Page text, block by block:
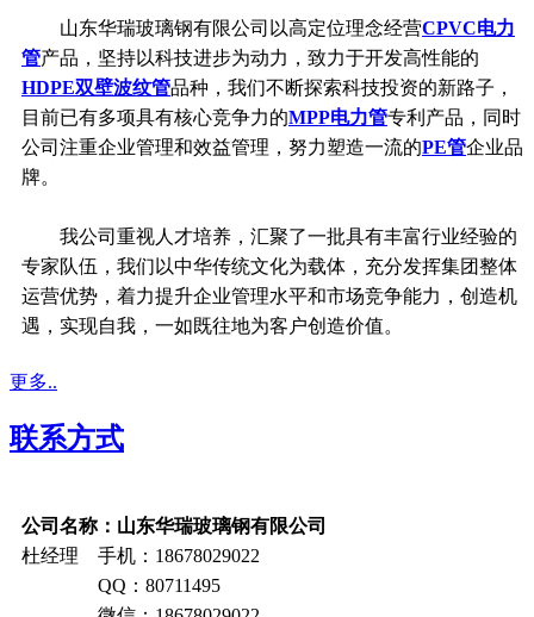
山东华瑞玻璃钢有限公司以高定位理念经营CPVC电力
管产品，坚持以科技进步为动力，致力于开发高性能的
HDPE双壁波纹管品种，我们不断探索科技投资的新路子，
目前已有多项具有核心竞争力的MPP电力管专利产品，同时
公司注重企业管理和效益管理，努力塑造一流的PE管企业品
牌。
我公司重视人才培养，汇聚了一批具有丰富行业经验的
专家队伍，我们以中华传统文化为载体，充分发挥集团整体
运营优势，着力提升企业管理水平和市场竞争能力，创造机
遇，实现自我，一如既往地为客户创造价值。
更多..
联系方式
公司名称：山东华瑞玻璃钢有限公司
杜经理 手机：18678029022
QQ：80711495